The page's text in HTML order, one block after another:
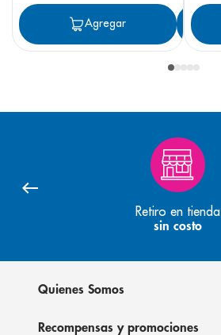
Agregar
Retiro en tienda
sin costo
Quienes Somos
Recompensas y promociones